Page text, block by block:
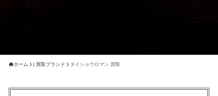
ホーム | 買取ブランド タイショウロマン 買取